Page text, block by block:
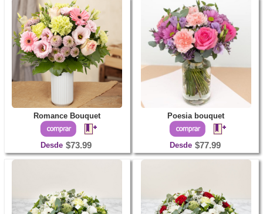
Romance Bouquet
Desde $73.99
Poesia bouquet
Desde $77.99